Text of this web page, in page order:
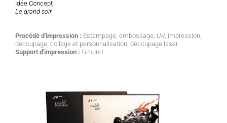
Idée Concept
Le grand soir
Procédé d'impression : Estampage, embossage, UV, impression,
découpage, collage et personnalisation, découpage laser
Support d'impression : Gmund